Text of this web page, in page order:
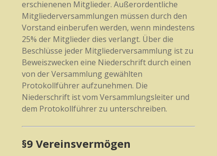
erschienenen Mitglieder. Außerordentliche
Mitgliederversammlungen müssen durch den
Vorstand einberufen werden, wenn mindestens
25% der Mitglieder dies verlangt. Über die
Beschlüsse jeder Mitgliederversammlung ist zu
Beweiszwecken eine Niederschrift durch einen
von der Versammlung gewählten
Protokollführer aufzunehmen. Die
Niederschrift ist vom Versammlungsleiter und
dem Protokollführer zu unterschreiben.
§9 Vereinsvermögen